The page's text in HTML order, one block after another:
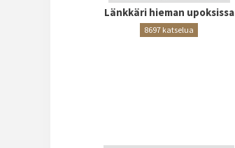
Länkkäri hieman upoksissa
8697 katselua